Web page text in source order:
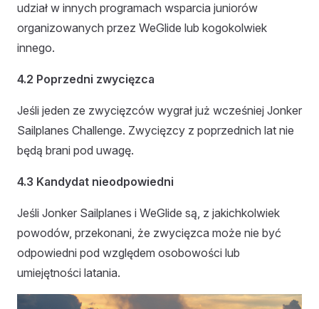
udział w innych programach wsparcia juniorów
organizowanych przez WeGlide lub kogokolwiek
innego.
4.2 Poprzedni zwycięzca
Jeśli jeden ze zwycięzców wygrał już wcześniej Jonker
Sailplanes Challenge. Zwycięzcy z poprzednich lat nie
będą brani pod uwagę.
4.3 Kandydat nieodpowiedni
Jeśli Jonker Sailplanes i WeGlide są, z jakichkolwiek
powodów, przekonani, że zwycięzca może nie być
odpowiedni pod względem osobowości lub
umiejętności latania.